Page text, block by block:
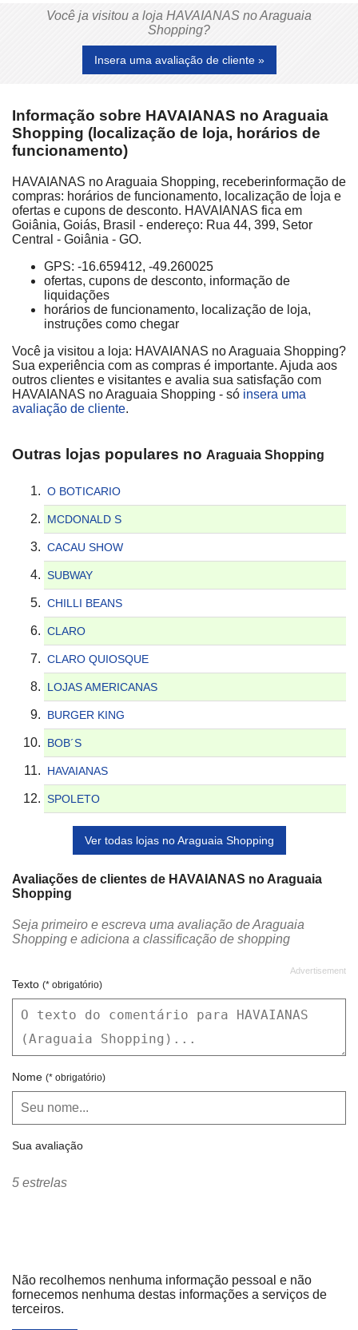
Você ja visitou a loja HAVAIANAS no Araguaia
Shopping?
Insera uma avaliação de cliente »
Informação sobre HAVAIANAS no Araguaia
Shopping (localização de loja, horários de
funcionamento)
HAVAIANAS no Araguaia Shopping, receberinformação de
compras: horários de funcionamento, localização de loja e
ofertas e cupons de desconto. HAVAIANAS fica em
Goiânia, Goiás, Brasil - endereço: Rua 44, 399, Setor
Central - Goiânia - GO.
GPS: -16.659412, -49.260025
ofertas, cupons de desconto, informação de
liquidações
horários de funcionamento, localização de loja,
instruções como chegar
Você ja visitou a loja: HAVAIANAS no Araguaia Shopping?
Sua experiência com as compras é importante. Ajuda aos
outros clientes e visitantes e avalia sua satisfação com
HAVAIANAS no Araguaia Shopping - só insera uma
avaliação de cliente.
Outras lojas populares no Araguaia Shopping
O BOTICARIO
MCDONALD S
CACAU SHOW
SUBWAY
CHILLI BEANS
CLARO
CLARO QUIOSQUE
LOJAS AMERICANAS
BURGER KING
BOB´S
HAVAIANAS
SPOLETO
Ver todas lojas no Araguaia Shopping
Avaliações de clientes de HAVAIANAS no Araguaia
Shopping
Seja primeiro e escreva uma avaliação de Araguaia
Shopping e adiciona a classificação de shopping
Texto (* obrigatório)
Nome (* obrigatório)
Sua avaliação
5 estrelas
Não recolhemos nenhuma informação pessoal e não
fornecemos nenhuma destas informações a serviços de
terceiros.